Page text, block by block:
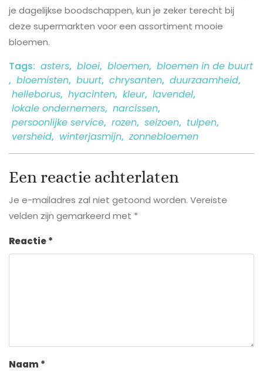
je dagelijkse boodschappen, kun je zeker terecht bij
deze supermarkten voor een assortiment mooie
bloemen.
Tags: asters, bloei, bloemen, bloemen in de buurt
, bloemisten, buurt, chrysanten, duurzaamheid,
helleborus, hyacinten, kleur, lavendel,
lokale ondernemers, narcissen,
persoonlijke service, rozen, seizoen, tulpen,
versheid, winterjasmijn, zonnebloemen
Een reactie achterlaten
Je e-mailadres zal niet getoond worden. Vereiste
velden zijn gemarkeerd met *
Reactie*
Naam *